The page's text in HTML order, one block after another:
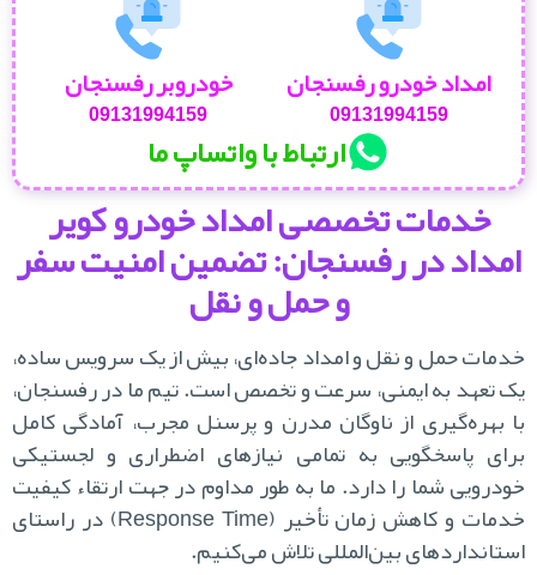
امداد خودرو رفسنجان
09131994159
خودروبر رفسنجان
09131994159
ارتباط با واتساپ ما
خدمات تخصصی امداد خودرو کویر
در رفسنجان: تضمین امنیت سفر
و حمل و نقل
حمل و نقل و امداد جاده‌ای، بیش از یک سرویس ساده،
تعهد به ایمنی، سرعت و تخصص است. تیم ما در رفسنجان،
بهره‌گیری از ناوگان مدرن و پرسنل مجرب، آمادگی کامل
پاسخگویی به تمامی نیازهای اضطراری و لجستیکی
شما را دارد. ما به طور مداوم در جهت ارتقاء کیفیت
خدمات و کاهش زمان تأخیر (Response Time) در راستای
بین‌المللی تلاش می‌کنیم.